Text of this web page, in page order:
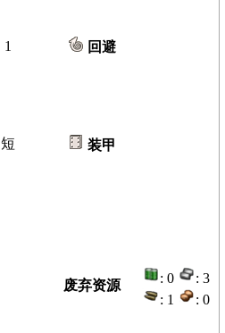
1 回避
短 装甲
废弃资源 : 0
: 3
: 1
: 0